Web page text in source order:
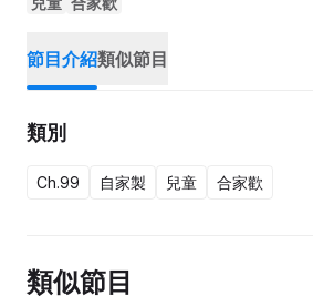
節目介紹類似節目
類別
Ch.99 自家製 兒童 合家歡
類似節目